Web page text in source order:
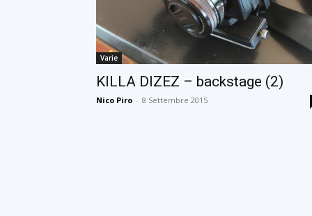
Varie
KILLA DIZEZ – backstage (2)
Nico Piro - 8 Settembre 2015